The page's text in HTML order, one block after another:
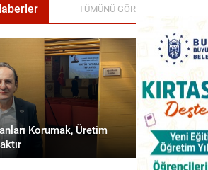
TÜMÜNÜ GÖR
Korumak, Üretim